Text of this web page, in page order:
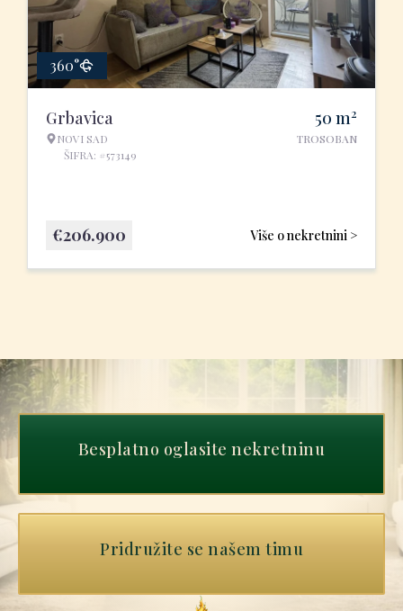
360°
Grbavica
NOVI SAD
ŠIFRA: #573149
50 m2
TROSOBAN
Više o nekretnini >
€206.900
Besplatno oglasite nekretninu
Pridružite se našem timu